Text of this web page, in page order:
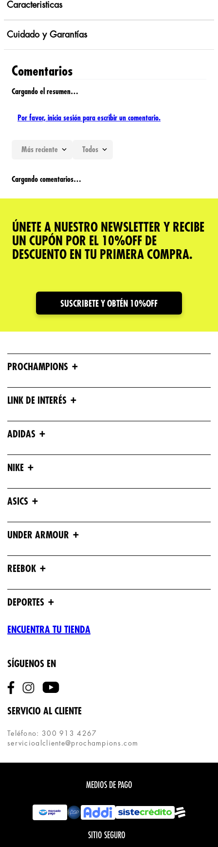
Caracteristicas
Cuidado y Garantías
Comentarios
Cargando el resumen…
Por favor, inicia sesión para escribir un comentario.
Más reciente Todos
Cargando comentarios…
ÚNETE A NUESTRO NEWSLETTER Y RECIBE
UN CUPÓN POR EL 10%OFF DE
DESCUENTO EN TU PRIMERA COMPRA.
SUSCRIBETE Y OBTÉN 10%OFF
PROCHAMPIONS +
LINK DE INTERÉS +
ADIDAS +
NIKE +
ASICS +
UNDER ARMOUR +
REEBOK +
DEPORTES +
ENCUENTRA TU TIENDA
SÍGUENOS EN
SERVICIO AL CLIENTE
Teléfono: 300 913 4267
servicioalcliente@prochampions.com
MEDIOS DE PAGO
SITIO SEGURO